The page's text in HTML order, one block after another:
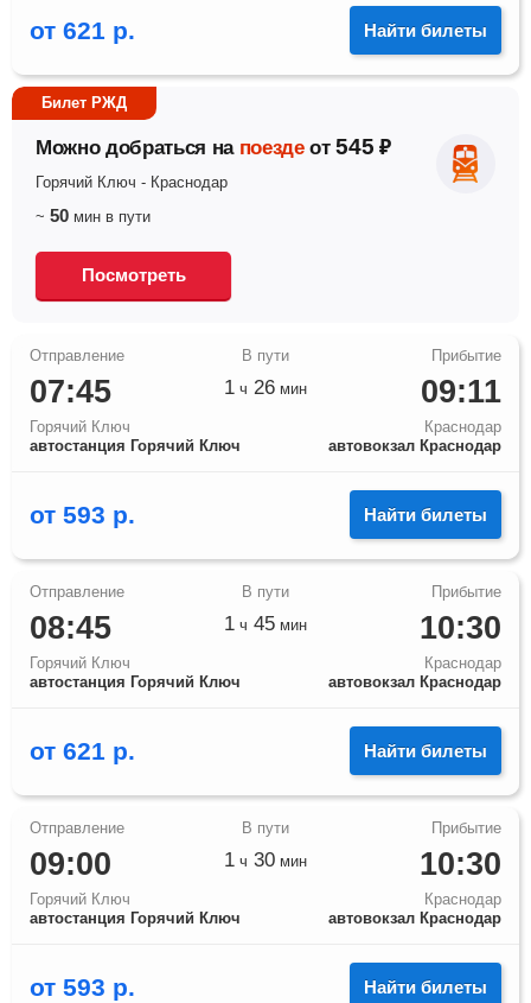
от 621 р. Найти билеты
Билет РЖД
Можно добраться на поезде от 545 ₽
Горячий Ключ - Краснодар
~ 50 мин в пути
Посмотреть
07:45
Горячий Ключ
автостанция Горячий Ключ
09:11
Краснодар
автовокзал Краснодар
1 ч 26 мин
от 593 р. Найти билеты
08:45
Горячий Ключ
автостанция Горячий Ключ
10:30
Краснодар
автовокзал Краснодар
1 ч 45 мин
от 621 р. Найти билеты
09:00
Горячий Ключ
автостанция Горячий Ключ
10:30
Краснодар
автовокзал Краснодар
1 ч 30 мин
от 593 р. Найти билеты